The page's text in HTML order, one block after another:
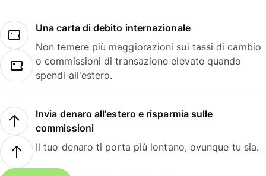
Una carta di debito internazionale
Non temere più maggiorazioni sui tassi di cambio
o commissioni di transazione elevate quando
spendi all'estero.
Invia denaro all'estero e risparmia sulle
commissioni
Il tuo denaro ti porta più lontano, ovunque tu sia.